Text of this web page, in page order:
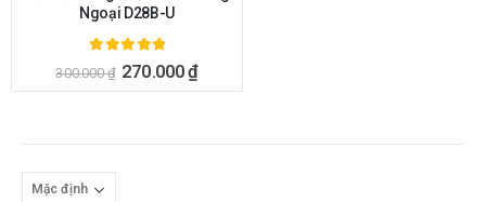
Ngoại D28B-U
ngoài 5
300.000₫ 270.000₫